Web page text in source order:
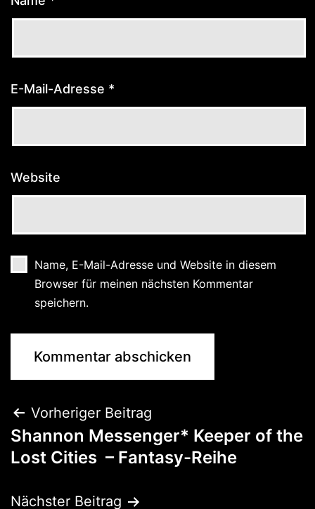
E-Mail-Adresse *
Website
Name, E-Mail-Adresse und Website in diesem
Browser für meinen nächsten Kommentar
speichern.
Vorheriger Beitrag
Shannon Messenger* Keeper of the
Lost Cities – Fantasy-Reihe
Nächster Beitrag